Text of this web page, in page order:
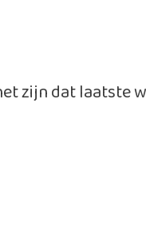
zijn dat laatste